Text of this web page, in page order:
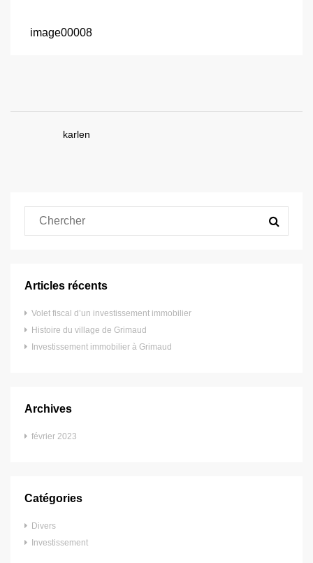
image00008
karlen
Articles récents
Volet fiscal d’un investissement immobilier
Histoire du village de Grimaud
Investissement immobilier à Grimaud
Archives
février 2023
Catégories
Divers
Investissement